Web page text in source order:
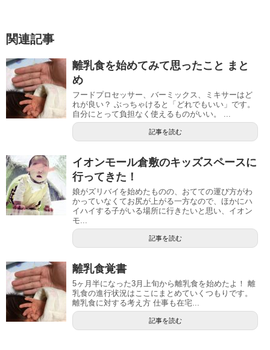
関連記事
離乳食を始めてみて思ったこと まと
め
フードプロセッサー、バーミックス、ミキサーはど
れが良い？ ぶっちゃけると「どれでもいい」です。
自分にとって負担なく使えるものがいい。 ...
記事を読む
イオンモール倉敷のキッズスペースに
行ってきた！
娘がズリバイを始めたものの、おてての運び方がわ
かっていなくてお尻が上がる一方なので、ほかにハ
イハイする子がいる場所に行きたいと思い、イオン
モ...
記事を読む
離乳食覚書
5ヶ月半になった3月上旬から離乳食を始めたよ！ 離
乳食の進行状況はここにまとめていくつもりです。
離乳食に対する考え方 仕事も在宅...
記事を読む